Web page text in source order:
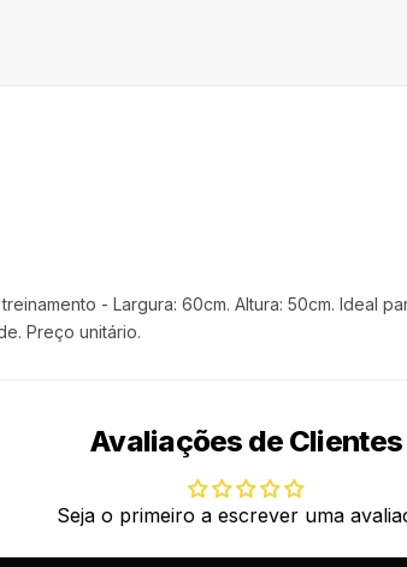
- Largura: 60cm. Altura: 50cm. Ideal
Preço unitário.
Avaliações de Clientes
Seja o primeiro a escrever uma